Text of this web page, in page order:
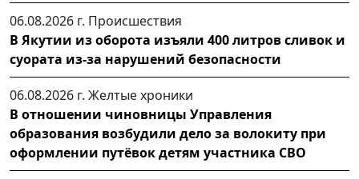
06.08.2026 г. Происшествия
В Якутии из оборота изъяли 400 литров сливок и
суората из-за нарушений безопасности
06.08.2026 г. Желтые хроники
В отношении чиновницы Управления
образования возбудили дело за волокиту при
оформлении путёвок детям участника СВО